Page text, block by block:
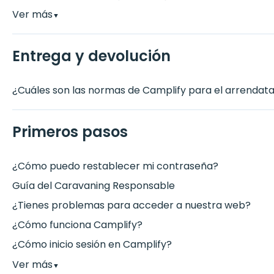
Ver más▼
Entrega y devolución
¿Cuáles son las normas de Camplify para el
Primeros pasos
¿Cómo puedo restablecer mi contraseña?
Guía del Caravaning Responsable
¿Tienes problemas para acceder a nuestra web?
¿Cómo funciona Camplify?
¿Cómo inicio sesión en Camplify?
Ver más▼